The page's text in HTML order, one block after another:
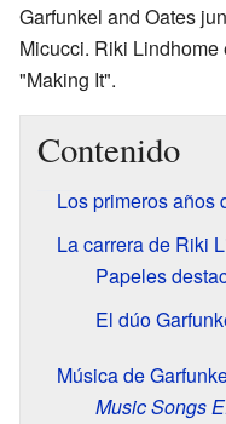
Garfunkel and Oates
Micucci. Riki
"Making It".
Contenido
Los primeros años
La carrera de Riki
Papeles
El dúo
Música de
Music Songs